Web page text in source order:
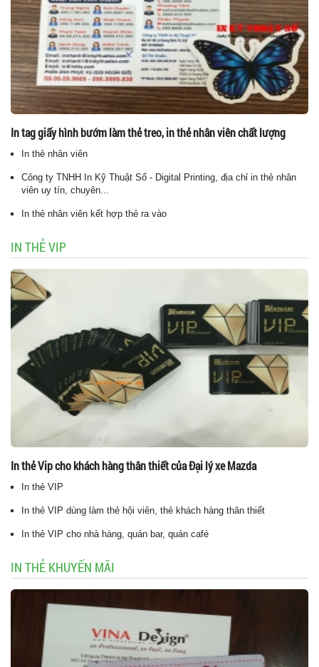
In tag giấy hình bướm làm thẻ treo, in thẻ nhân viên chất lượng
In thẻ nhân viên
Công ty TNHH In Kỹ Thuật Số - Digital Printing, địa chỉ in thẻ nhân
viên uy tín, chuyên...
In thẻ nhân viên kết hợp thẻ ra vào
IN THẺ VIP
In thẻ Vip cho khách hàng thân thiết của Đại lý xe Mazda
In thẻ VIP
In thẻ VIP dùng làm thẻ hội viên, thẻ khách hàng thân thiết
In thẻ VIP cho nhà hàng, quán bar, quán café
IN THẺ KHUYẾN MÃI